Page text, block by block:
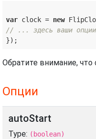
var clock = new
// ... здесь ваши опции
Обратите внимание, что
Опции
autoStart
Type: (boolean)